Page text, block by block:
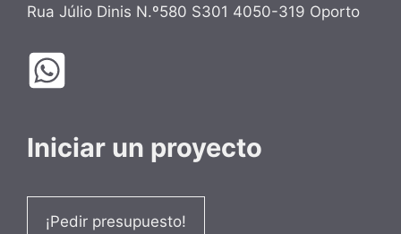
Rua Júlio Dinis N.º580 S301 4050-319 Oporto
Iniciar un proyecto
¡Pedir presupuesto!